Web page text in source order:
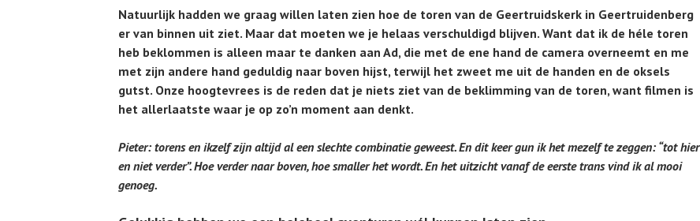
Natuurlijk hadden we graag willen laten zien hoe de toren van de Geertruidskerk in Geertruidenberg
er van binnen uit ziet. Maar dat moeten we je helaas verschuldigd blijven. Want dat ik de héle toren
heb beklommen is alleen maar te danken aan Ad, die met de ene hand de camera overneemt en me
met zijn andere hand geduldig naar boven hijst, terwijl het zweet me uit de handen en de oksels
gutst. Onze hoogtevrees is de reden dat je niets ziet van de beklimming van de toren, want filmen is
het allerlaatste waar je op zo’n moment aan denkt.
Pieter: torens en ikzelf zijn altijd al een slechte combinatie geweest. En dit keer gun ik het mezelf te zeggen: “tot hier
en niet verder”. Hoe verder naar boven, hoe smaller het wordt. En het uitzicht vanaf de eerste trans vind ik al mooi
genoeg.